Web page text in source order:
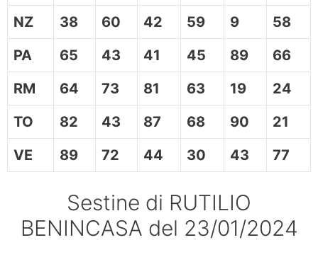
NZ
38 60 42 59 9
58
PA
65 43 41 45 89
66
RM
64 73 81 63 19
24
TO
82 43 87 68 90
21
VE
89 72 44 30 43 77
Sestine di RUTILIO
BENINCASA del 23/01/2024